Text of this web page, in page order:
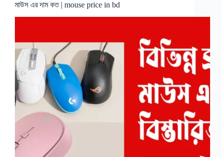
মাউস এর দাম কত | mouse price in bd